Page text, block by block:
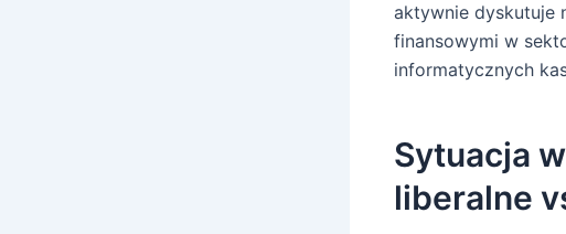
aktywnie dyskutuje
finansowymi w
informatycznych
Sytuacja
liberalne